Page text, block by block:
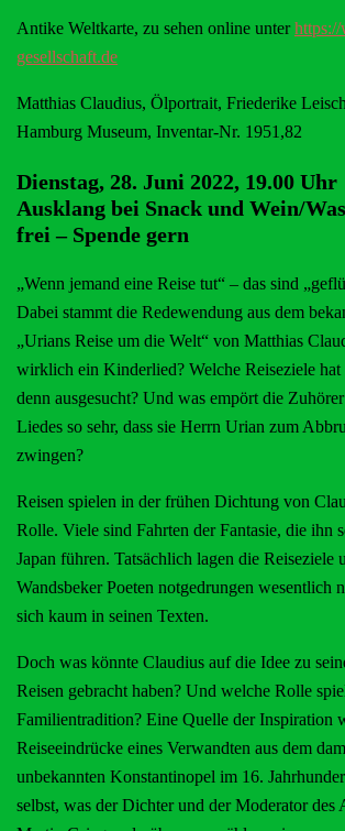
Antike Weltkarte, zu sehen online unter
gesellschaft.de
Matthias Claudius, Ölportrait, Friederike
Hamburg Museum, Inventar-Nr. 1951,82
Dienstag, 28. Juni 2022, 19.00 Uhr
Ausklang bei Snack und Wein/
frei – Spende gern
„Wenn jemand eine Reise tut“ – das sind
Dabei stammt die Redewendung aus dem
„Urians Reise um die Welt“ von Matthias
wirklich ein Kinderlied? Welche Reiseziele
denn ausgesucht? Und was empört die
Liedes so sehr, dass sie Herrn Urian zum
zwingen?
Reisen spielen in der frühen Dichtung von
Rolle. Viele sind Fahrten der Fantasie, die ihn
Japan führen. Tatsächlich lagen die Reiseziele
Wandsbeker Poeten notgedrungen wesentlich
sich kaum in seinen Texten.
Doch was könnte Claudius auf die Idee zu
Reisen gebracht haben? Und welche Rolle
Familientradition? Eine Quelle der Inspiration
Reiseeindrücke eines Verwandten aus dem
unbekannten Konstantinopel im 16.
selbst, was der Dichter und der Moderator des